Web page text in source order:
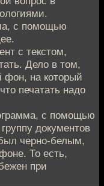
с помощью
с текстом,
Дело в том,
фон, на который
печатать надо
с помощью
документов
черно-белым,
То есть,
при